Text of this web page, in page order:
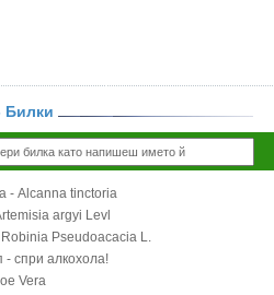
Билки
- Alcanna tinctoria
argyi Levl
Pseudoacacia L.
- спри алкохола!
Vera